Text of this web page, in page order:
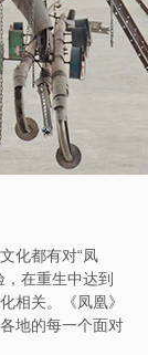
化都有对“凤
在重生中达到
相关。《凤凰》
地的每一个面对